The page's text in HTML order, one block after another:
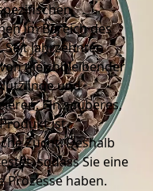
im Bereich des
Jahrzehnten
gleichbleibender
und
Ein sauberes,
ist
Zucht. Deshalb
sodass Sie eine
haben.